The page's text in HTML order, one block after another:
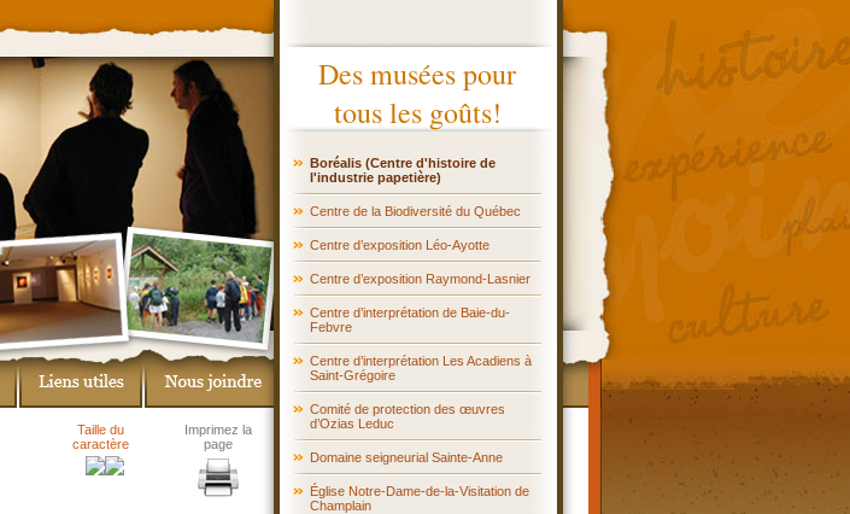
Des musées pour
tous les goûts!
Boréalis (Centre d'histoire de
l'industrie papetière)
Centre de la Biodiversité du Québec
Centre d’exposition Léo-Ayotte
Centre d’exposition Raymond-Lasnier
Centre d’interprétation de Baie-du-
Febvre
Centre d’interprétation Les Acadiens à
Saint-Grégoire
Comité de protection des œuvres
d’Ozias Leduc
Domaine seigneurial Sainte-Anne
Église Notre-Dame-de-la-Visitation de
Champlain
Imprimez la
page
Taille du
caractère